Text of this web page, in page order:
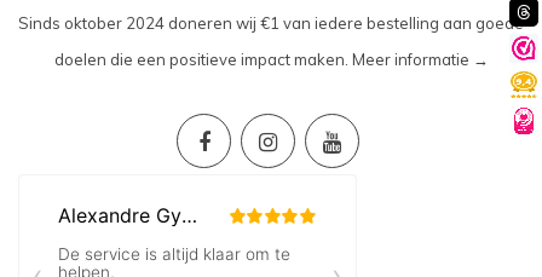
Sinds oktober 2024 doneren wij €1 van iedere bestelling aan goede
doelen die een positieve impact maken. Meer informatie →